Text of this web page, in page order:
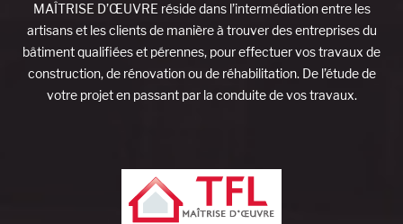
MAÎTRISE D’ŒUVRE réside dans l’intermédiation entre les
artisans et les clients de manière à trouver des entreprises du
bâtiment qualifiées et pérennes, pour effectuer vos travaux de
construction, de rénovation ou de réhabilitation. De l’étude de
votre projet en passant par la conduite de vos travaux.